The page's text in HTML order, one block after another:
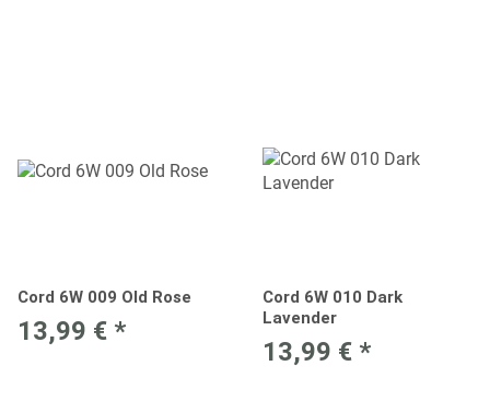
Cord 6W 009 Old Rose
13,99 € *
Cord 6W 010 Dark
Lavender
13,99 € *